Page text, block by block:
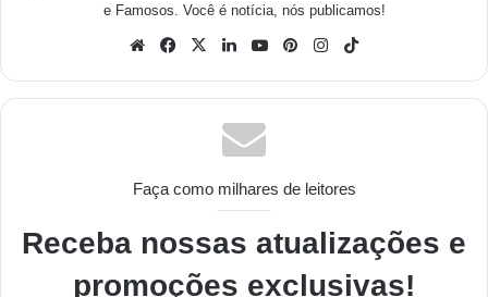
e Famosos. Você é notícia, nós publicamos!
Faça como milhares de leitores
Receba nossas atualizações e
promoções exclusivas!